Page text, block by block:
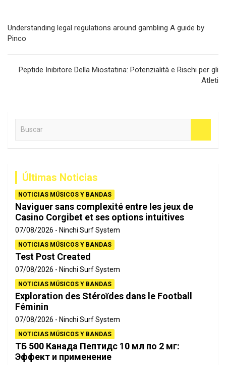
de
entradas
Understanding legal regulations around gambling A guide by
Pinco
Peptide Inibitore Della Miostatina: Potenzialità e Rischi per gli
Atleti
Últimas Noticias
NOTICIAS MÚSICOS Y BANDAS
Naviguer sans complexité entre les jeux de
Casino Corgibet et ses options intuitives
07/08/2026 Ninchi Surf System
NOTICIAS MÚSICOS Y BANDAS
Test Post Created
07/08/2026 Ninchi Surf System
NOTICIAS MÚSICOS Y BANDAS
Exploration des Stéroïdes dans le Football
Féminin
07/08/2026 Ninchi Surf System
NOTICIAS MÚSICOS Y BANDAS
ТБ 500 Канада Пептидс 10 мл по 2 мг:
Эффект и применение